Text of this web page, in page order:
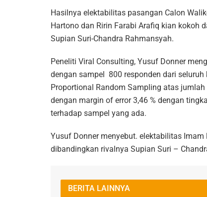
Hasilnya elektabilitas pasangan Calon
Hartono dan Ririn Farabi Arafiq kian kokoh
Supian Suri-Chandra Rahmansyah.
Peneliti Viral Consulting, Yusuf Donner
dengan sampel 800 responden dari
Proportional Random Sampling atas
dengan margin of error 3,46 % dengan
terhadap sampel yang ada.
Yusuf Donner menyebut. elektabilitas
dibandingkan rivalnya Supian Suri –
BERITA LAINNYA